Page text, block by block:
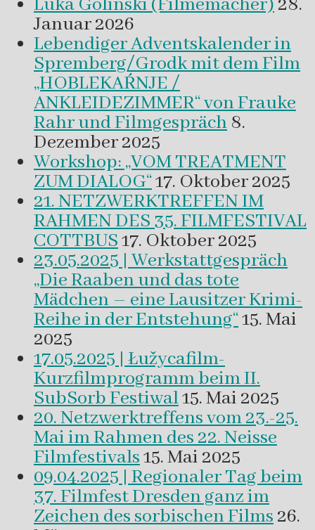
Luka Golinski (Filmemacher)28.
Januar 2026
Lebendiger Adventskalender in
Spremberg/Grodk mit dem Film
„HOBLEKAŔNJE /
ANKLEIDEZIMMER“ von Frauke
Rahr und Filmgespräch 8.
Dezember 2025
Workshop: „VOM TREATMENT
ZUM DIALOG“17. Oktober 2025
21. NETZWERKTREFFEN IM
RAHMEN DES 35. FILMFESTIVAL
COTTBUS17. Oktober 2025
23.05.2025 | Werkstattgespräch
„Die Raaben und das tote
Mädchen – eine Lausitzer Krimi-
Reihe in der Entstehung“15. Mai
2025
17.05.2025 | Łužycafilm-
Kurzfilmprogramm beim II.
SubSorb Festiwal15. Mai 2025
20. Netzwerktreffens vom 23.-25.
Mai im Rahmen des 22. Neisse
Filmfestivals15. Mai 2025
09.04.2025 | Regionaler Tag beim
37. Filmfest Dresden ganz im
Zeichen des sorbischen Films26.